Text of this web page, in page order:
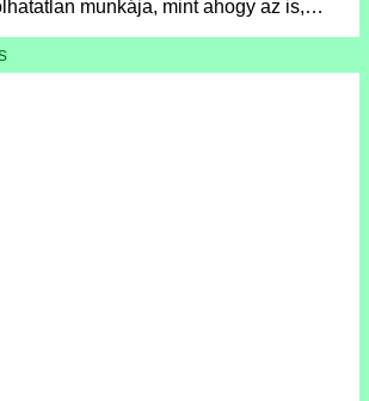
munkája, mint ahogy az is,…